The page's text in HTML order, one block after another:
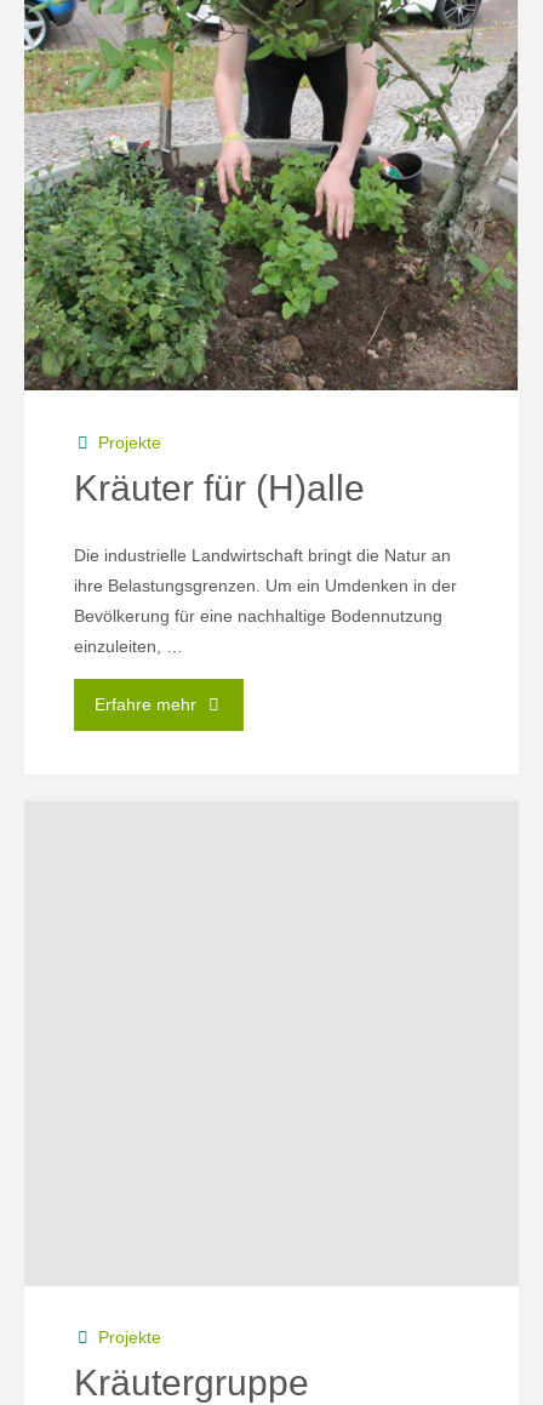
Projekte
Kräuter für (H)alle
Die industrielle Landwirtschaft bringt die Natur an
ihre Belastungsgrenzen. Um ein Umdenken in der
Bevölkerung für eine nachhaltige Bodennutzung
einzuleiten, …
Erfahre mehr"Kräuter
Projekte
Kräutergruppe